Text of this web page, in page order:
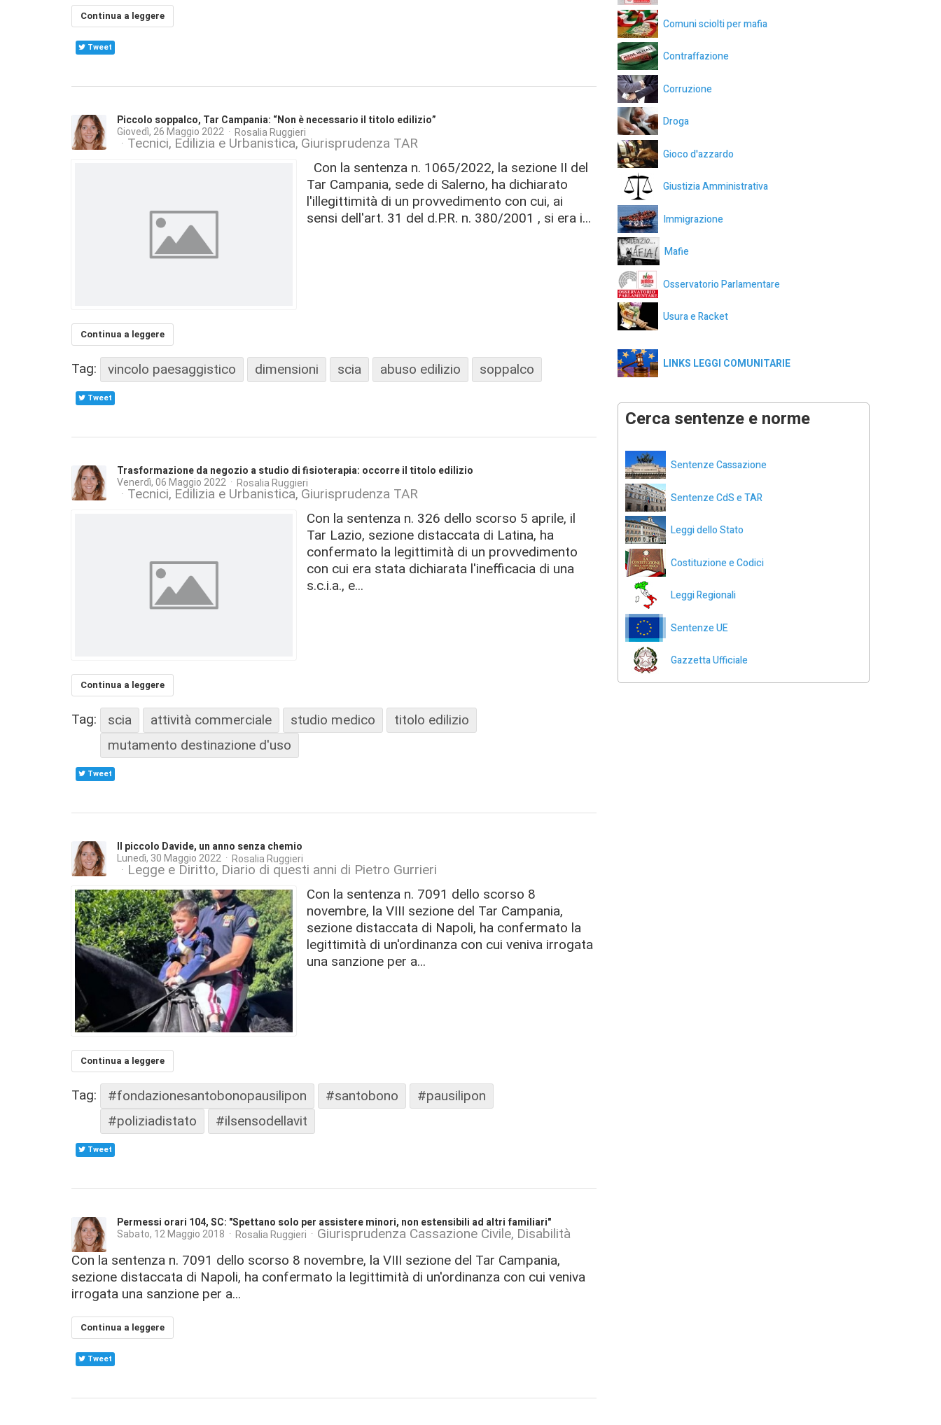
Continua a leggere
Tweet
Piccolo soppalco, Tar Campania: “Non è necessario il titolo edilizio”
Giovedì, 26 Maggio 2022 Rosalia Ruggieri
Tecnici Edilizia e Urbanistica Giurisprudenza TAR
Con la sentenza n. 1065/2022, la sezione II del
Tar Campania, sede di Salerno, ha dichiarato
l'illegittimità di un provvedimento con cui, ai
sensi dell'art. 31 del d.P.R. n. 380/2001 , si era i...
Continua a leggere
Tag: vincolo paesaggistico dimensioni scia abuso edilizio soppalco
Tweet
Trasformazione da negozio a studio di fisioterapia: occorre il titolo edilizio
Venerdì, 06 Maggio 2022 Rosalia Ruggieri
Tecnici Edilizia e Urbanistica Giurisprudenza TAR
Con la sentenza n. 326 dello scorso 5 aprile, il
Tar Lazio, sezione distaccata di Latina, ha
confermato la legittimità di un provvedimento
con cui era stata dichiarata l'inefficacia di una
s.c.i.a., e...
Continua a leggere
Tag: scia attività commerciale studio medico
titolo edilizio
mutamento destinazione d'uso
Tweet
Il piccolo Davide, un anno senza chemio
Lunedì, 30 Maggio 2022 Rosalia Ruggieri
Legge e Diritto Diario di questi anni di Pietro Gurrieri
Con la sentenza n. 7091 dello scorso 8
novembre, la VIII sezione del Tar Campania,
sezione distaccata di Napoli, ha confermato la
legittimità di un'ordinanza con cui veniva irrogata
una sanzione per a...
Continua a leggere
Tag: #fondazionesantobonopausilipon #santobono
#pausilipon
#poliziadistato
#ilsensodellavit
Tweet
Permessi orari 104, SC: "Spettano solo per assistere minori, non estensibili ad altri familiari"
Sabato, 12 Maggio 2018 Rosalia Ruggieri Giurisprudenza Cassazione Civile Disabilità
Con la sentenza n. 7091 dello scorso 8 novembre, la VIII sezione del Tar Campania,
sezione distaccata di Napoli, ha confermato la legittimità di un'ordinanza con cui veniva
irrogata una sanzione per a...
Continua a leggere
Tweet
Comuni sciolti per mafia
Contraffazione
Corruzione
Droga
Gioco d'azzardo
Giustizia Amministrativa
Immigrazione
Mafie
Osservatorio Parlamentare
Usura e Racket
LINKS LEGGI COMUNITARIE
Cerca sentenze e norme
Sentenze Cassazione
Sentenze CdS e TAR
Leggi dello Stato
Costituzione e Codici
Leggi Regionali
Sentenze UE
Gazzetta Ufficiale